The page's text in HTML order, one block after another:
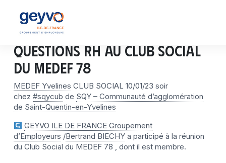
Questions RH au Club Social
du MEDEF 78
MEDEF Yvelines CLUB SOCIAL 10/01/23 soir
chez #sqycub de SQY – Communauté d’agglomération
de Saint-Quentin-en-Yvelines
GEYVO ILE DE FRANCE Groupement
d’Employeurs /Bertrand BIECHY a participé à la réunion
du Club Social du MEDEF 78 , dont il est membre.